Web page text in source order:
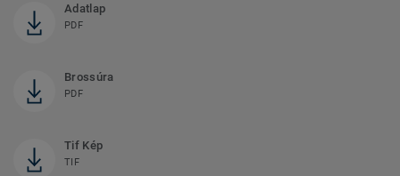
Adatlap
PDF
Brossúra
PDF
Tif Kép
TIF